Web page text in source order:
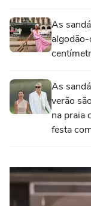
As
As
verão
na praia
festa